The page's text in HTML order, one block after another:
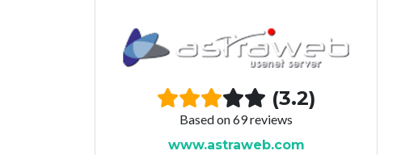
(3.2)
Based on 69 reviews
www.astraweb.com